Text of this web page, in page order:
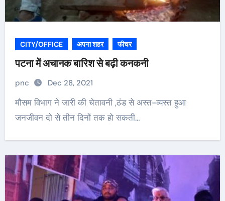
CITY/OFFICE अपना शहर फीचर
पटना में अचानक बारिश से बढ़ी कनकनी
pnc Dec 28, 2021
मौसम विभाग ने जारी की चेतावनी ,ठंड से अस्त-व्यस्त हुआ
जनजीवन दो से तीन दिनों तक हो सकती…